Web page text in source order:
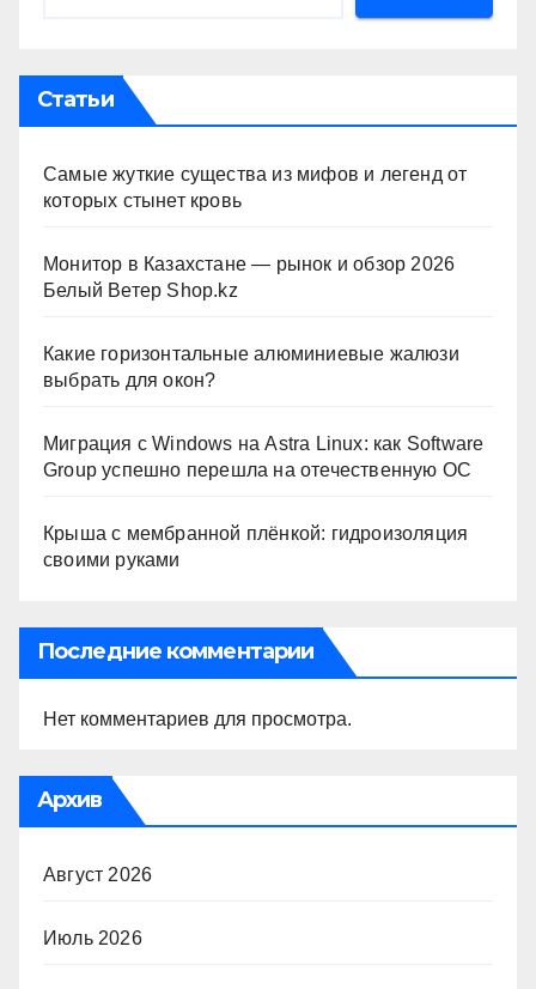
Статьи
Самые жуткие существа из мифов и легенд от
которых стынет кровь
Монитор в Казахстане — рынок и обзор 2026
Белый Ветер Shop.kz
Какие горизонтальные алюминиевые жалюзи
выбрать для окон?
Миграция с Windows на Astra Linux: как Software
Group успешно перешла на отечественную ОС
Крыша с мембранной плёнкой: гидроизоляция
своими руками
Последние комментарии
Нет комментариев для просмотра.
Архив
Август 2026
Июль 2026